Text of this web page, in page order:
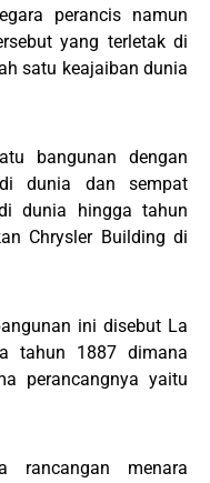
perancis namun
yang terletak di
satu keajaiban dunia
bangunan dengan
dunia dan sempat
dunia hingga tahun
Chrysler Building di
ini disebut La
tahun 1887 dimana
perancangnya yaitu
rancangan menara